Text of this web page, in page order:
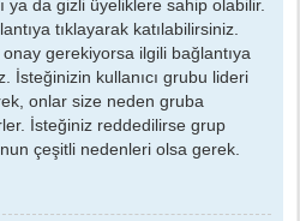
ya da gizli üyeliklere sahip olabilir.
tıklayarak katılabilirsiniz.
gerekiyorsa ilgili bağlantıya
İsteğinizin kullanıcı grubu lideri
onlar size neden gruba
İsteğiniz reddedilirse grup
çeşitli nedenleri olsa gerek.